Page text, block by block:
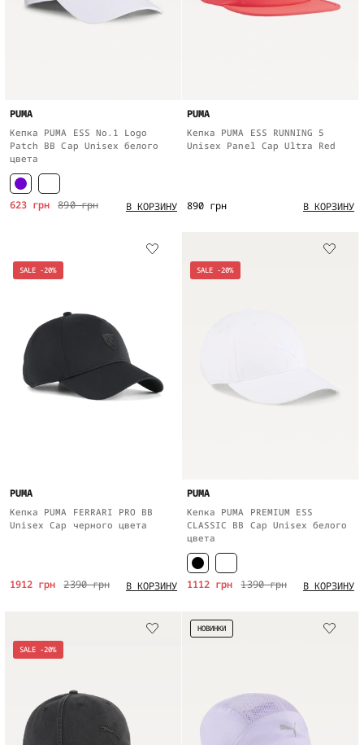
PUMA
Кепка PUMA ESS No.1 Logo
Patch BB Cap Unisex белого
цвета
890 грн
623 грн В КОРЗИНУ
PUMA
Кепка PUMA ESS RUNNING 5
Unisex Panel Cap Ultra Red
890 грн В КОРЗИНУ
SALE -20%
PUMA
Кепка PUMA FERRARI PRO BB
Unisex Cap черного цвета
2390 грн
1912 грн В КОРЗИНУ
SALE -20%
PUMA
Кепка PUMA PREMIUM ESS
CLASSIC BB Cap Unisex белого
цвета
1390 грн
1112 грн В КОРЗИНУ
SALE -20%
НОВИНКИ